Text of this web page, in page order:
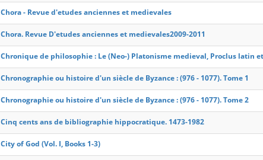
Chora - Revue d'etudes anciennes et medievales
Chora. Revue D'etudes anciennes et medievales2009-2011
Chronique de philosophie : Le (Neo-) Platonisme medieval, Proclus latin
Chronographie ou histoire d'un siècle de Byzance : (976 - 1077). Tome 1
Chronographie ou histoire d'un siècle de Byzance : (976 - 1077). Tome 2
Cinq cents ans de bibliographie hippocratique. 1473-1982
City of God (Vol. I, Books 1-3)